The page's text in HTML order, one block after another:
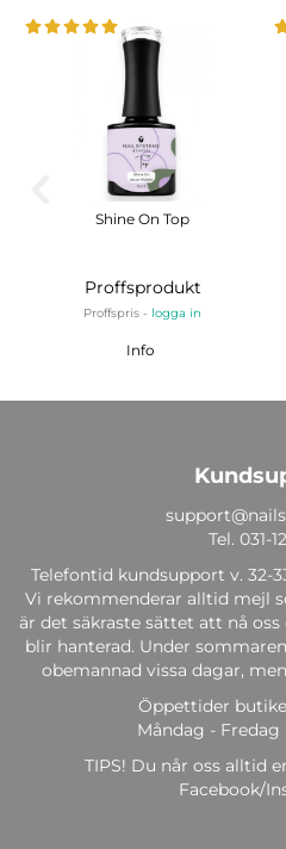
Shine On Top
Proffsprodukt
Proffspris - logga in
Info
Tel. 031-
Telefontid kundsupport v. 32-
Vi rekommenderar alltid mejl
är det säkraste sättet att nå
blir hanterad. Under
obemannad vissa dagar,
Öppettider
Måndag - Fredag
TIPS! Du når oss alltid
Facebook/